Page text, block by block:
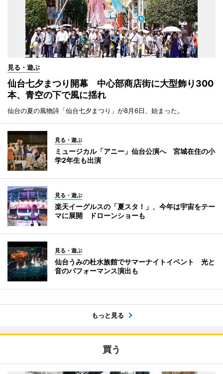
見る・遊ぶ
仙台七夕まつり開幕 中心部商店街に大型飾り300
本、青空の下で風に揺れ
仙台の夏の風物詩「仙台七夕まつり」が8月6日、始まった。
見る・遊ぶ
ミュージカル「アニー」仙台公演へ 宮城在住の小
学2年生も出演
見る・遊ぶ
楽天イーグルスの「夏スタ！」、今年は宇宙をテー
マに展開 ドローンショーも
見る・遊ぶ
仙台うみの杜水族館でサマーナイトイベント 光と
音のパフォーマンス演出も
もっと見る
買う